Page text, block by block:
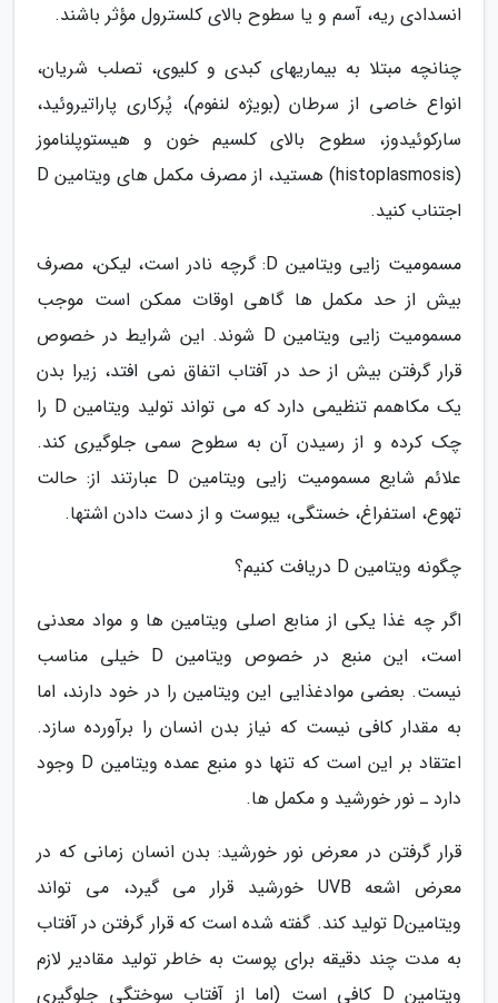
انسدادی ریه، آسم و یا سطوح بالای کلسترول مؤثر باشند.
چنانچه مبتلا به بیماریهای کبدی و کلیوی، تصلب شریان،
انواع خاصی از سرطان (بویژه لنفوم)، پُرکاری پاراتیروئید،
سارکوئیدوز، سطوح بالای کلسیم خون و هیستوپلناموز
(histoplasmosis) هستید، از مصرف مکمل های ویتامین D
اجتناب کنید.
مسمومیت زایی ویتامین D: گرچه نادر است، لیکن، مصرف
بیش از حد مکمل ها گاهی اوقات ممکن است موجب
مسمومیت زایی ویتامین D شوند. این شرایط در خصوص
قرار گرفتن بیش از حد در آفتاب اتفاق نمی افتد، زیرا بدن
یک مکاهمم تنظیمی دارد که می تواند تولید ویتامین D را
چک کرده و از رسیدن آن به سطوح سمی جلوگیری کند.
علائم شایع مسمومیت زایی ویتامین D عبارتند از: حالت
تهوع، استفراغ، خستگی، یبوست و از دست دادن اشتها.
چگونه ویتامین D دریافت کنیم؟
اگر چه غذا یکی از منابع اصلی ویتامین ها و مواد معدنی
است، این منبع در خصوص ویتامین D خیلی مناسب
نیست. بعضی موادغذایی این ویتامین را در خود دارند، اما
به مقدار کافی نیست که نیاز بدن انسان را برآورده سازد.
اعتقاد بر این است که تنها دو منبع عمده ویتامین D وجود
دارد ـ نور خورشید و مکمل ها.
قرار گرفتن در معرض نور خورشید: بدن انسان زمانی که در
معرض اشعه UVB خورشید قرار می گیرد، می تواند
ویتامینD تولید کند. گفته شده است که قرار گرفتن در آفتاب
به مدت چند دقیقه برای پوست به خاطر تولید مقادیر لازم
ویتامین D کافی است (اما از آفتاب سوختگی جلوگیری